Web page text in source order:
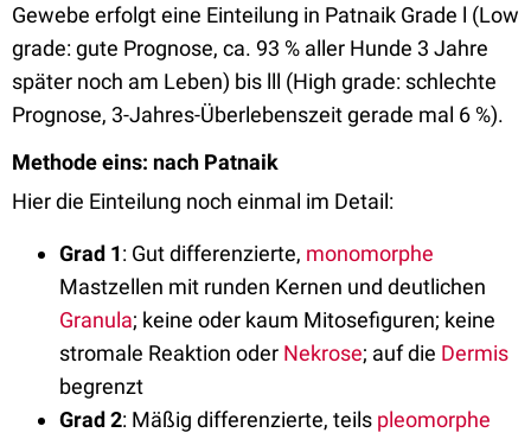
Gewebe erfolgt eine Einteilung in Patnaik Grade l (Low
grade: gute Prognose, ca. 93 % aller Hunde 3 Jahre
später noch am Leben) bis lll (High grade: schlechte
Prognose, 3-Jahres-Überlebenszeit gerade mal 6 %).
Methode eins: nach Patnaik
Hier die Einteilung noch einmal im Detail:
Grad 1: Gut differenzierte, monomorphe
Mastzellen mit runden Kernen und deutlichen
Granula; keine oder kaum Mitosefiguren; keine
stromale Reaktion oder Nekrose; auf die Dermis
begrenzt
Grad 2: Mäßig differenzierte, teils pleomorphe